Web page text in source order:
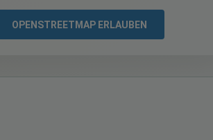
OPENSTREETMAP ERLAUBEN